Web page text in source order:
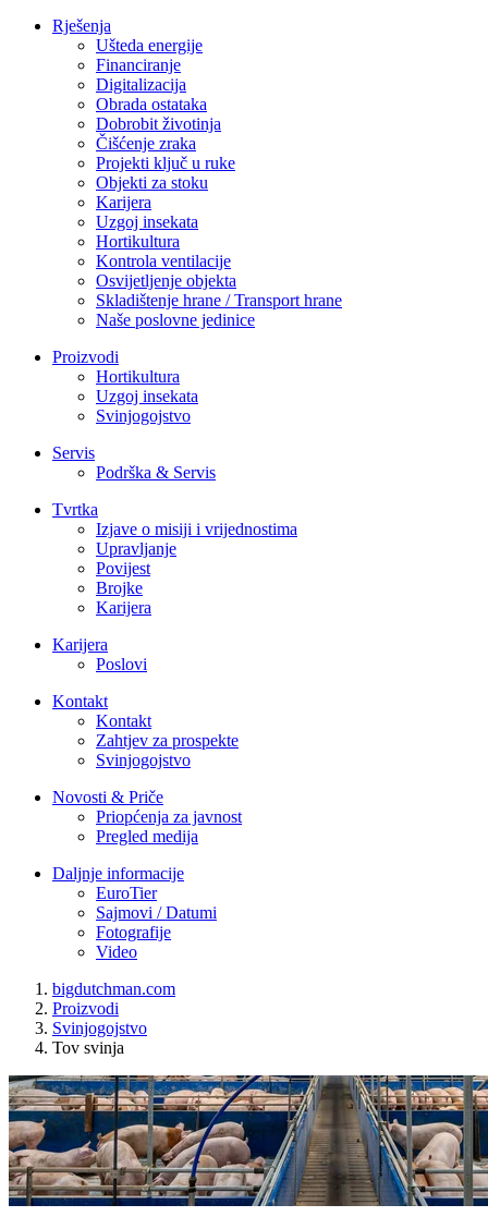
Rješenja
Ušteda energije
Financiranje
Digitalizacija
Obrada ostataka
Dobrobit životinja
Čišćenje zraka
Projekti ključ u ruke
Objekti za stoku
Karijera
Uzgoj insekata
Hortikultura
Kontrola ventilacije
Osvijetljenje objekta
Skladištenje hrane / Transport hrane
Naše poslovne jedinice
Proizvodi
Hortikultura
Uzgoj insekata
Svinjogojstvo
Servis
Podrška & Servis
Tvrtka
Izjave o misiji i vrijednostima
Upravljanje
Povijest
Brojke
Karijera
Karijera
Poslovi
Kontakt
Kontakt
Zahtjev za prospekte
Svinjogojstvo
Novosti & Priče
Priopćenja za javnost
Pregled medija
Daljnje informacije
EuroTier
Sajmovi / Datumi
Fotografije
Video
bigdutchman.com
Proizvodi
Svinjogojstvo
Tov svinja